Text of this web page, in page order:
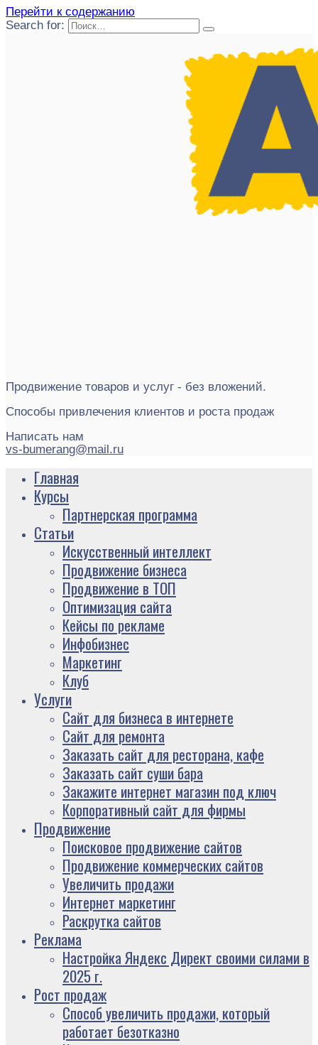
Перейти к содержанию
Search for:
Продвижение товаров и услуг - без вложений.
Способы привлечения клиентов и роста продаж
Написать нам
vs-bumerang@mail.ru
Главная
Курсы
Партнерская программа
Статьи
Искусственный интеллект
Продвижение бизнеса
Продвижение в ТОП
Оптимизация сайта
Кейсы по рекламе
Инфобизнес
Маркетинг
Клуб
Услуги
Сайт для бизнеса в интернете
Сайт для ремонта
Заказать сайт для ресторана, кафе
Заказать сайт суши бара
Закажите интернет магазин под ключ
Корпоративный сайт для фирмы
Продвижение
Поисковое продвижение сайтов
Продвижение коммерческих сайтов
Увеличить продажи
Интернет маркетинг
Раскрутка сайтов
Реклама
Настройка Яндекс Директ своими силами в
2025 г.
Рост продаж
Способ увеличить продажи, который
работает безотказно